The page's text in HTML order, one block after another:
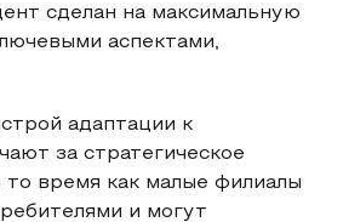
сделан на максимальную
аспектами,
адаптации к
за стратегическое
время как малые филиалы
и могут